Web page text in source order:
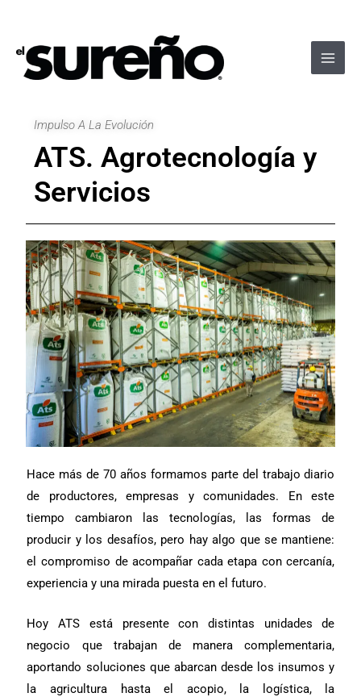
contenido
Impulso A La Evolución
ATS. Agrotecnología y
Servicios
Hace más de 70 años formamos parte del trabajo diario
de productores, empresas y comunidades. En este
tiempo cambiaron las tecnologías, las formas de
producir y los desafíos, pero hay algo que se mantiene:
el compromiso de acompañar cada etapa con cercanía,
experiencia y una mirada puesta en el futuro.
Hoy ATS está presente con distintas unidades de
negocio que trabajan de manera complementaria,
aportando soluciones que abarcan desde los insumos y
la agricultura hasta el acopio, la logística, la
entradas